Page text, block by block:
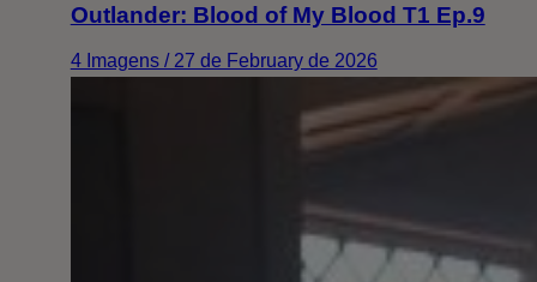
Outlander: Blood of My Blood T1 Ep.9
4 Imagens / 27 de February de 2026